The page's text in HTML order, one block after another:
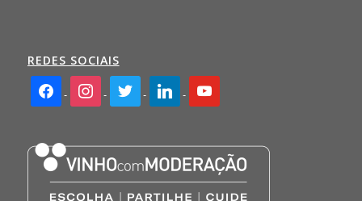
REDES SOCIAIS
facebook2instagramtwitter linkedin youtube